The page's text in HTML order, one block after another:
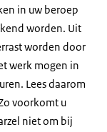
in uw beroep
worden. Uit
worden door
werk mogen in
Lees daarom
voorkomt u
niet om bij